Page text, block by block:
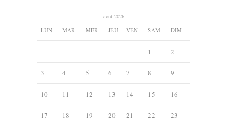
août 2026
LUN MAR MER JEU VEN SAM DIM
1 2
3 4 5 6 7 8 9
10 11 12 13 14 15 16
17 18 19 20 21 22 23